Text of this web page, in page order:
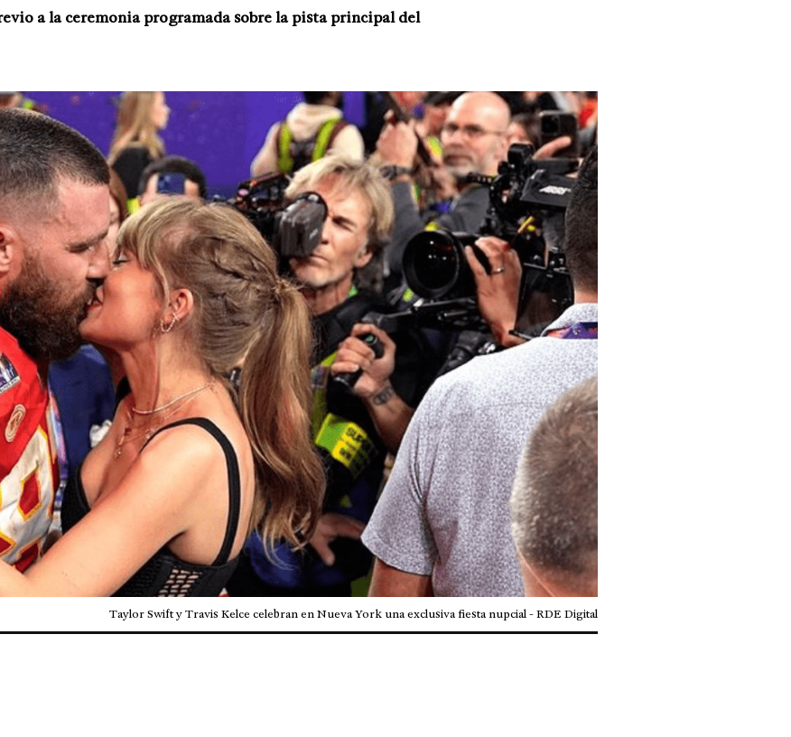
a la ceremonia programada sobre la pista principal del
Taylor Swift y Travis Kelce celebran en Nueva York una exclusiva fiesta nupcial - RDE Digital